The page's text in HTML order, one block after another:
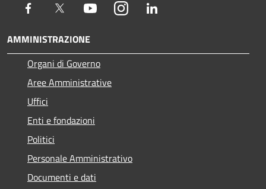
Facebook Twitter YoutubeInstagram
AMMINISTRAZIONE
Organi di Governo
Aree Amministrative
Uffici
Enti e fondazioni
Politici
Personale Amministrativo
Documenti e dati